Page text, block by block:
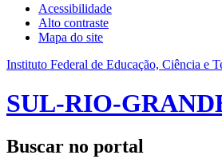
Acessibilidade
Alto contraste
Mapa do site
Instituto Federal de Educação, Ciência e
SUL-RIO-
Buscar no portal